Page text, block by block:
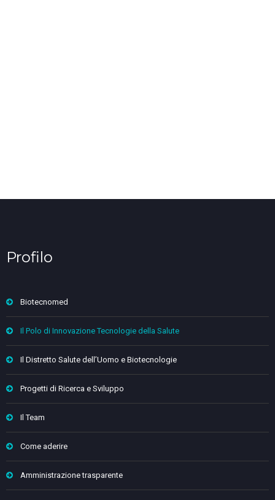
Profilo
Biotecnomed
Il Polo di Innovazione Tecnologie della Salute
Il Distretto Salute dell’Uomo e Biotecnologie
Progetti di Ricerca e Sviluppo
Il Team
Come aderire
Amministrazione trasparente